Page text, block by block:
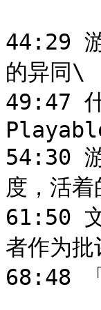
44:29 游
的异同\
49:47 什
54:30 游
度，活
61:50
者作为
68:48 「